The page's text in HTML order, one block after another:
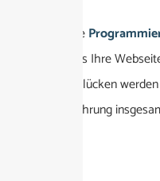
Die technische
garantiert, dass Ihre
ist. Sicherheitslücken
die Nutzererfahrung